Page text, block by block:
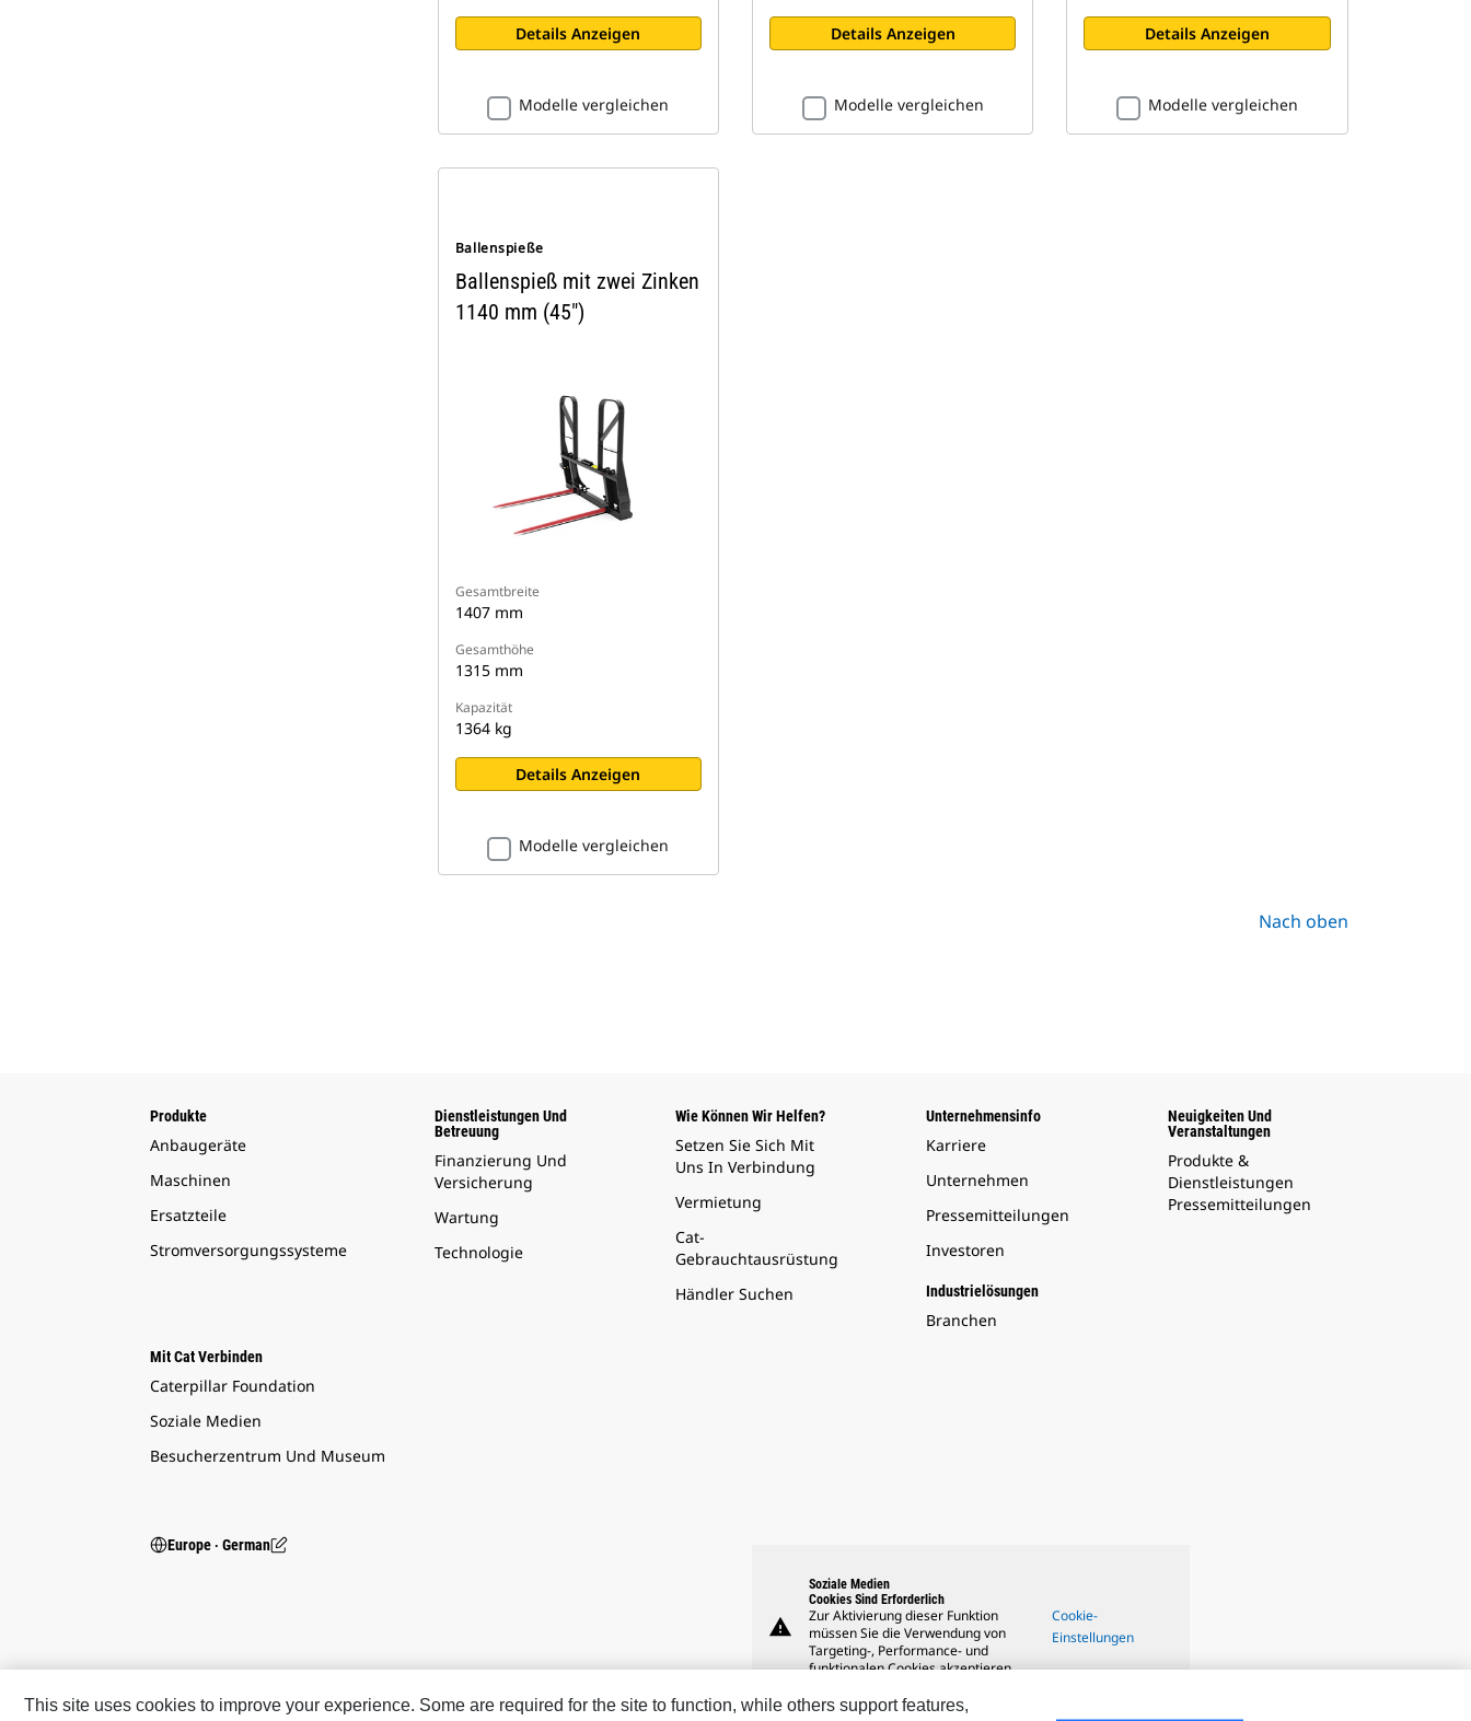
Details Anzeigen
Modelle vergleichen
Details Anzeigen
Modelle vergleichen
Details Anzeigen
Modelle vergleichen
Ballenspieße
Ballenspieß mit zwei Zinken
1140 mm (45")
Gesamtbreite
1407 mm
Gesamthöhe
1315 mm
Kapazität
1364 kg
Details Anzeigen
Modelle vergleichen
Nach oben
Produkte
Anbaugeräte
Maschinen
Ersatzteile
Stromversorgungssysteme
Dienstleistungen Und
Betreuung
Finanzierung Und
Versicherung
Wartung
Technologie
Wie Können Wir Helfen?
Setzen Sie Sich Mit
Uns In Verbindung
Vermietung
Cat-
Gebrauchtausrüstung
Händler Suchen
Unternehmensinfo
Karriere
Unternehmen
Pressemitteilungen
Investoren
Industrielösungen
Branchen
Neuigkeiten Und
Veranstaltungen
Produkte &
Dienstleistungen
Pressemitteilungen
Mit Cat Verbinden
Caterpillar Foundation
Soziale Medien
Besucherzentrum Und Museum
Europe ‧ German
warning
Soziale Medien
Cookies Sind Erforderlich
Zur Aktivierung dieser Funktion
müssen Sie die Verwendung von
Targeting-, Performance- und
funktionalen Cookies akzeptieren.
Cookie-
Einstellungen
This site uses cookies to improve your experience. Some are required for the site to function, while others support features,